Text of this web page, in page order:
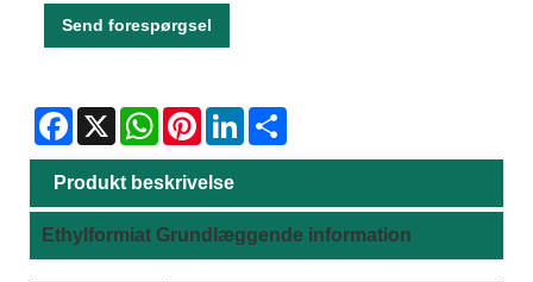
Send forespørgsel
Facebook
X WhatsAppPinterestLinkedIn
Produkt beskrivelse
Ethylformiat Grundlæggende information